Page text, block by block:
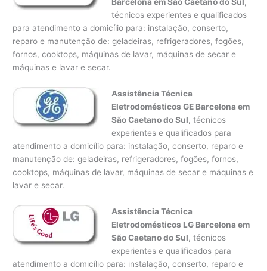
Barcelona em São Caetano do Sul,
técnicos experientes e qualificados
para atendimento a domicílio para: instalação, conserto,
reparo e manutenção de: geladeiras, refrigeradores, fogões,
fornos, cooktops, máquinas de lavar, máquinas de secar e
máquinas e lavar e secar.
Assistência Técnica
Eletrodomésticos GE Barcelona em
São Caetano do Sul, técnicos
experientes e qualificados para
atendimento a domicílio para: instalação, conserto, reparo e
manutenção de: geladeiras, refrigeradores, fogões, fornos,
cooktops, máquinas de lavar, máquinas de secar e máquinas e
lavar e secar.
Assistência Técnica
Eletrodomésticos LG Barcelona em
São Caetano do Sul, técnicos
experientes e qualificados para
atendimento a domicílio para: instalação, conserto, reparo e